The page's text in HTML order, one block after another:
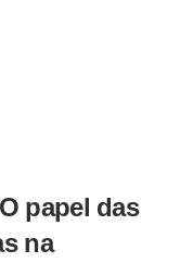
papel das
na